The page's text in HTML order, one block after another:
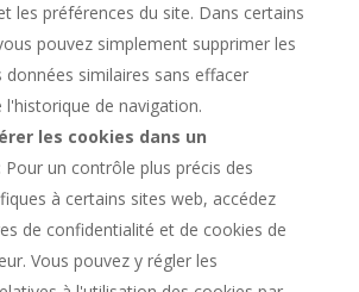
les préférences du site. Dans certains
pouvez simplement supprimer les
données similaires sans effacer
l'historique de navigation.
les cookies dans un
Pour un contrôle plus précis des
à certains sites web, accédez
de confidentialité et de cookies de
Vous pouvez y régler les